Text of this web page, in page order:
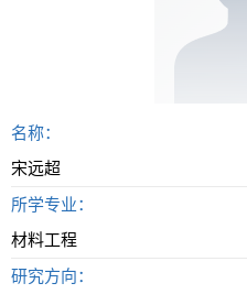
名称：
宋远超
所学专业：
材料工程
研究方向：